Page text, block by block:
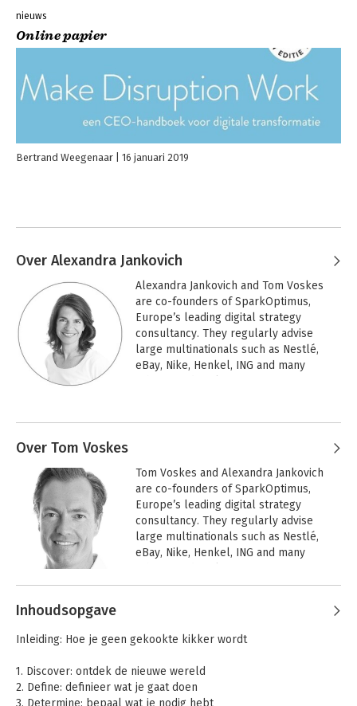
nieuws
Online papier
Bertrand Weegenaar 16 januari 2019
Over Alexandra Jankovich
Alexandra Jankovich and Tom Voskes
are co-founders of SparkOptimus,
Europe’s leading digital strategy
consultancy. They regularly advise
large multinationals such as Nestlé,
eBay, Nike, Henkel, ING and many
Alexandra started at McKinsey &
Company, then held a number of senior
digital management positions across
the US and Europe. She features in
influential lists like TheNextWomen100
Disruption in Action
Make Disruption
Work
Over Tom Voskes
Tom Voskes and Alexandra Jankovich
are co-founders of SparkOptimus,
Europe’s leading digital strategy
consultancy. They regularly advise
large multinationals such as Nestlé,
eBay, Nike, Henkel, ING and many
the past 12 years, they have gained
authors of the bestselling book Make
Disruption Work (2018).
Tom started in astrophysics, before
also working at McKinsey & Company,
Andere boeken door Tom Voskes
Inhoudsopgave
Inleiding: Hoe je geen gekookte kikker wordt
1. Discover: ontdek de nieuwe wereld
2. Define: definieer wat je gaat doen